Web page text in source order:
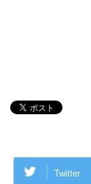
Twitter